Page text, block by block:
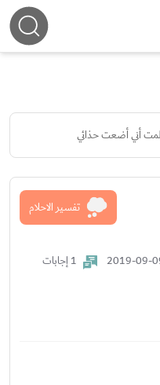
أني أضعت حذائي
تفسير الاحلام
1 إجابات